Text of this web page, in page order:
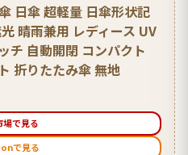
日傘 超軽量 日傘形状記
晴雨兼用 レディース UV
チ 自動開閉 コンパクト
折りたたみ傘 無地
場で見る
で見る